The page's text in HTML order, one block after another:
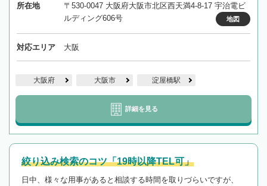
所在地
〒530-0047 大阪府大阪市北区西天満4-8-17 宇治電ビ
ルディング606号
地図
対応エリア 大阪
大阪府 大阪市 淀屋橋駅
詳細を見る
絞り込み検索のコツ「19時以降TEL可」
日中、様々な用事があると相談する時間を取りづらいですが、